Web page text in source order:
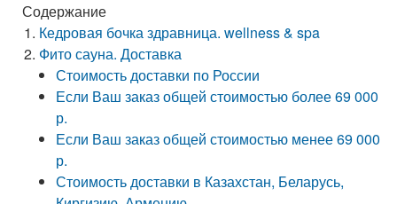
Содержание
Кедровая бочка здравница. wellness & spa
Фито сауна. Доставка
Стоимость доставки по России
Если Ваш заказ общей стоимостью более 69 000
р.
Если Ваш заказ общей стоимостью менее 69 000
р.
Стоимость доставки в Казахстан, Беларусь,